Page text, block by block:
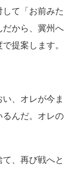
て「お前みた
から、冀州へ
提案します。
、オレが今ま
んだ。オレの
、再び戦へと